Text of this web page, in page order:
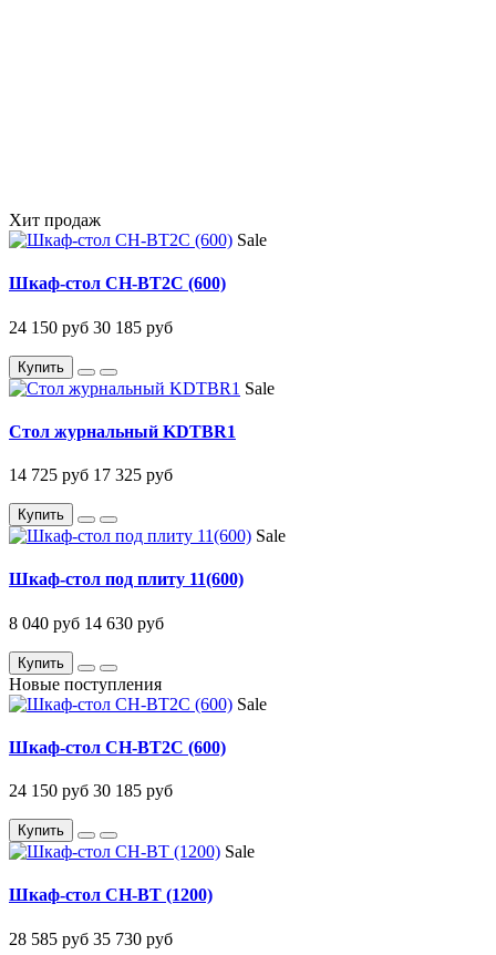
Хит продаж
Sale
Шкаф-стол CH-BT2C (600)
24 150 руб 30 185 руб
Купить
Sale
Стол журнальный KDTBR1
14 725 руб 17 325 руб
Купить
Sale
Шкаф-стол под плиту 11(600)
8 040 руб 14 630 руб
Купить
Новые поступления
Sale
Шкаф-стол CH-BT2C (600)
24 150 руб 30 185 руб
Купить
Sale
Шкаф-стол CH-BT (1200)
28 585 руб 35 730 руб